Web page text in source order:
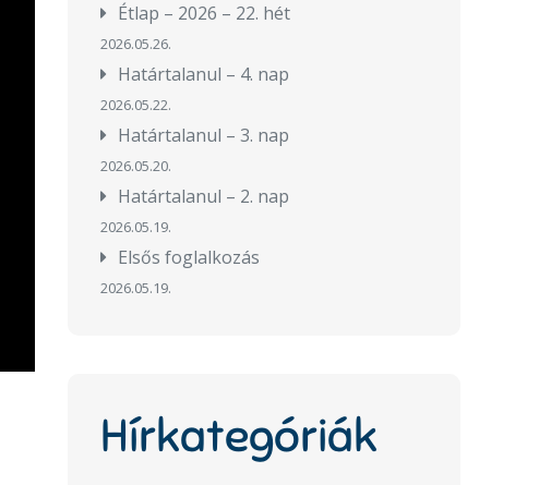
Étlap – 2026 – 22. hét
2026.05.26.
Határtalanul – 4. nap
2026.05.22.
Határtalanul – 3. nap
2026.05.20.
Határtalanul – 2. nap
2026.05.19.
Elsős foglalkozás
2026.05.19.
Hírkategóriák